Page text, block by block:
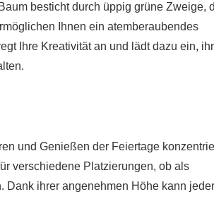
besticht durch üppig grüne Zweige,
Ihnen ein atemberaubendes
Ihre Kreativität an und lädt dazu ein,
und Genießen der Feiertage
verschiedene Platzierungen, ob als
Dank ihrer angenehmen Höhe kann jeder